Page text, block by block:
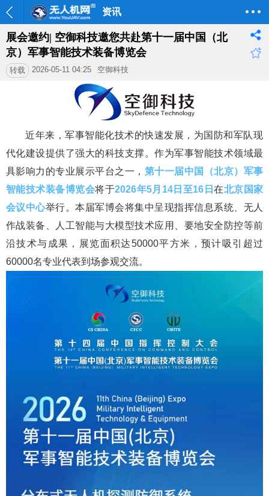
资讯
展会邀约| 空御科技邀您共赴第十一届中国（北
京）军事智能技术装备博览会
转载 2026-05-11 04:25 空御科技
近年来，军事智能化技术的快速发展，为国防和军队现
代化建设提供了强大的科技支撑。作为军事智能技术领域最
具影响力的专业展示平台之一， 第十一届中国（北京）军事
智能技术装备博览会将于2026年5月14日至16日在北京国家
会议中心举行。本届军博会将集中呈现指挥信息系统、无人
作战装备、人工智能与大模型技术应用、要地安全防控等前
沿技术与成果，展览面积达50000平方米，预计吸引超过
60000名专业代表到场参观交流。